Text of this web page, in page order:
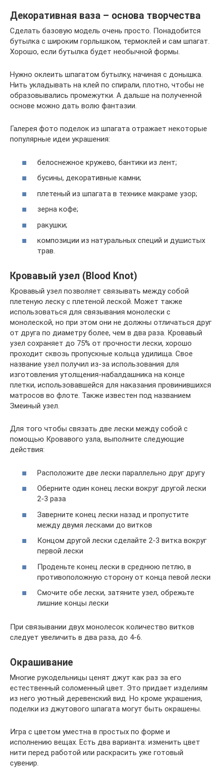
Декоративная ваза – основа творчества
Сделать базовую модель очень просто. Понадобится
бутылка с широким горлышком, термоклей и сам шпагат.
Хорошо, если бутылка будет необычной формы.
Нужно оклеить шпагатом бутылку, начиная с донышка.
Нить укладывать на клей по спирали, плотно, чтобы не
образовывались промежутки. А дальше на полученной
основе можно дать волю фантазии.
Галерея фото поделок из шпагата отражает некоторые
популярные идеи украшения:
белоснежное кружево, бантики из лент;
бусины, декоративные камни;
плетеный из шпагата в технике макраме узор;
зерна кофе;
ракушки;
композиции из натуральных специй и душистых
трав.
Кровавый узел (Blood Knot)
Кровавый узел позволяет связывать между собой
плетеную леску с плетеной леской. Может также
использоваться для связывания монолески с
монолеской, но при этом они не должны отличаться друг
от друга по диаметру более, чем в два раза. Кровавый
узел сохраняет до 75% от прочности лески, хорошо
проходит сквозь пропускные кольца удилища. Свое
название узел получил из-за использования для
изготовления утолщения-набалдашника на конце
плетки, использовавшейся для наказания провинившихся
матросов во флоте. Также известен под названием
Змеиный узел.
Для того чтобы связать две лески между собой с
помощью Кровавого узла, выполните следующие
действия:
Расположите две лески параллельно друг другу
Оберните один конец лески вокруг другой лески
2-3 раза
Заверните конец лески назад и пропустите
между двумя лесками до витков
Концом другой лески сделайте 2-3 витка вокруг
первой лески
Проденьте конец лески в среднюю петлю, в
противоположную сторону от конца певой лески
Смочите обе лески, затяните узел, обрежьте
лишние концы лески
При связывании двух монолесок количество витков
следует увеличить в два раза, до 4-6.
Окрашивание
Многие рукодельницы ценят джут как раз за его
естественный соломенный цвет. Это придает изделиям
из него уютный деревенский вид. Но кроме украшения,
поделки из джутового шпагата могут быть окрашены.
Игра с цветом уместна в простых по форме и
исполнению вещах. Есть два варианта: изменить цвет
нити перед работой или раскрасить уже готовый
сувенир.